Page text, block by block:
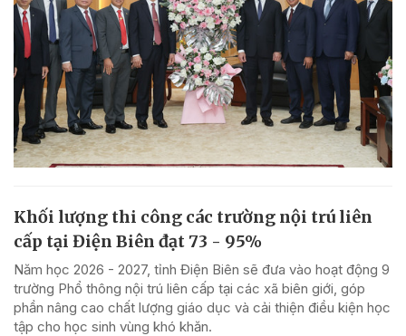
Khối lượng thi công các trường nội trú liên
cấp tại Điện Biên đạt 73 - 95%
Năm học 2026 - 2027, tỉnh Điện Biên sẽ đưa vào hoạt động 9
trường Phổ thông nội trú liên cấp tại các xã biên giới, góp
phần nâng cao chất lượng giáo dục và cải thiện điều kiện học
tập cho học sinh vùng khó khăn.